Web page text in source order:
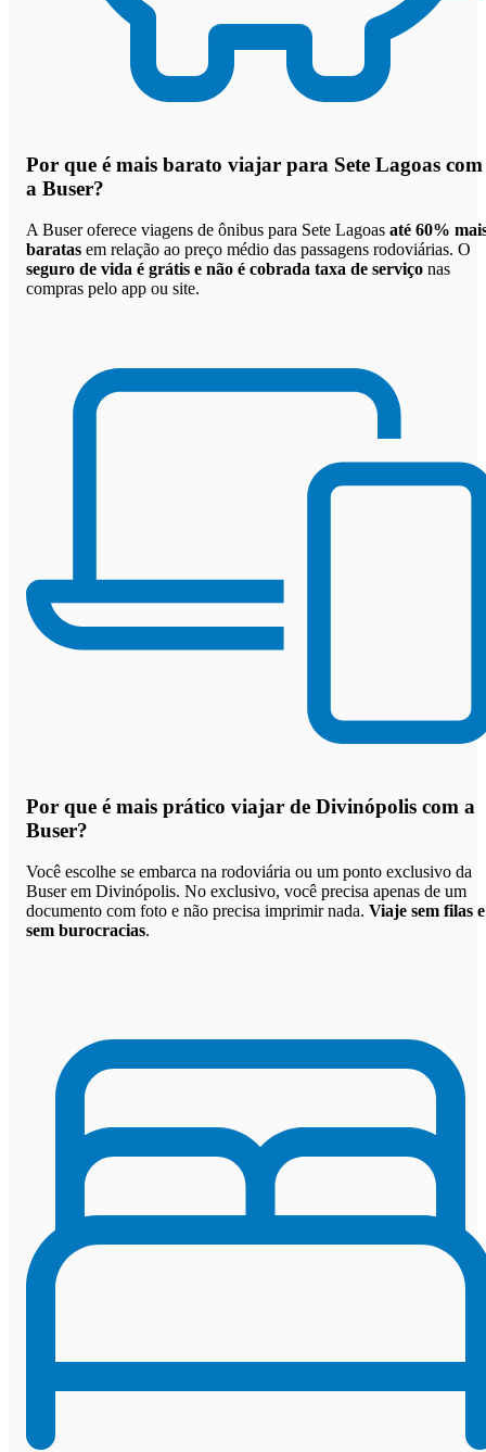
Por que é mais barato viajar para Sete Lagoas com
a Buser?
A Buser oferece viagens de ônibus para Sete Lagoas até 60%
baratas em relação ao preço médio das passagens rodoviárias. O
seguro de vida é grátis e não é cobrada taxa de serviço nas
compras pelo app ou site.
Por que é mais prático viajar de Divinópolis com a
Buser?
Você escolhe se embarca na rodoviária ou um ponto exclusivo da
Buser em Divinópolis. No exclusivo, você precisa apenas de um
documento com foto e não precisa imprimir nada. Viaje sem filas e
sem burocracias.